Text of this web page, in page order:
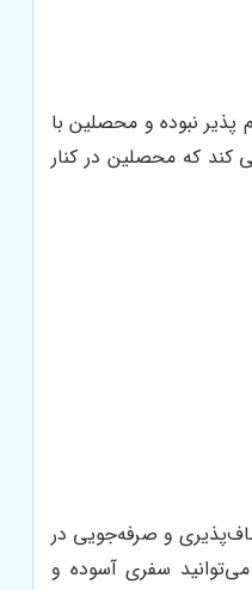
نبوده و محصلین با
کند که محصلین در کنار
و صرفه‌جویی در
سفری آسوده و